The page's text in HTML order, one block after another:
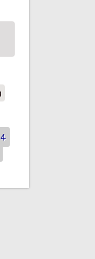
zhromaždenie
4